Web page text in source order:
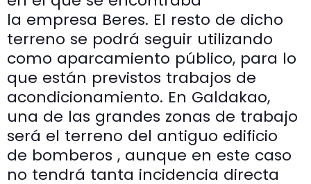
la empresa Beres. El resto de dicho
terreno se podrá seguir utilizando
como aparcamiento público, para lo
que están previstos trabajos de
acondicionamiento. En Galdakao,
una de las grandes zonas de trabajo
será el terreno del antiguo edificio
de bomberos , aunque en este caso
no tendrá tanta incidencia directa